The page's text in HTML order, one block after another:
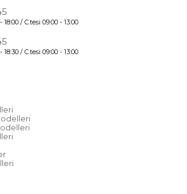
/ C.tesi 09:00 - 13:00
/ C.tesi 09:00 - 13:00